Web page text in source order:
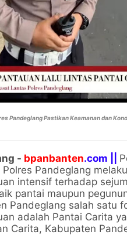
Pandeglang Pastikan Keamanan dan
- bpanbanten.com ||
Pandeglang
intensif terhadap
pantai maupun
Pandeglang salah satu
adalah Pantai Carita
Carita, Kabupaten